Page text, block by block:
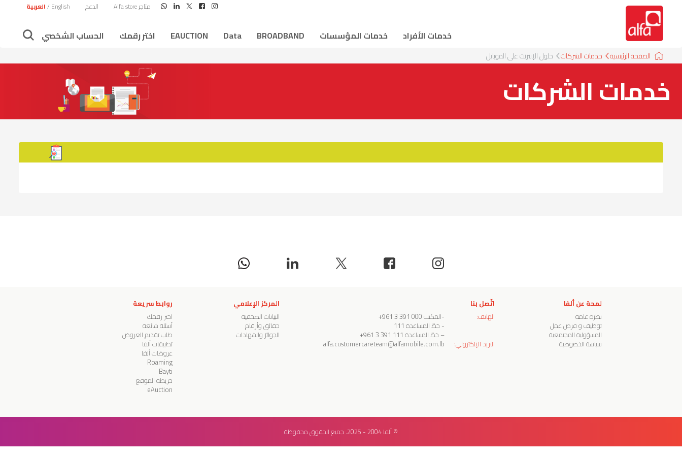
English
/العربية الدعم متاجر Alfa store
خدمات الأفراد خدمات المؤسسات BROADBAND
Data
EAUCTION اختر رقمك الحساب الشخصي
الصفحة الرئيسية خدمات الشركات حلول الإنترنت على الموبايل
خدمات الشركات
لمحة عن ألفا
نظرة عامة
توظيف و فرص عمل
المسؤولية المجتمعية
سياسة الخصوصية
اتّصل بنا
الهاتف:
-المكتب000 391 3 961+
- خطّ المساعدة 111
– خطّ المساعدة111 391 3 961+
البريد الإلكتروني: alfa.customercareteam@alfamobile.com.lb
المركز الإعلامي
البيانات الصحفية
حقائق وأرقام
الجوائز والشهادات
روابط سريعة
اختر رقمك
أسئلة شائعة
طلب تقديم العروض
تطبيقات ألفا
عروضات ألفا
Roaming
Bayti
خريطة الموقع
eAuction
© ألفا 2004 - 2025. جميع الحقوق محفوظة